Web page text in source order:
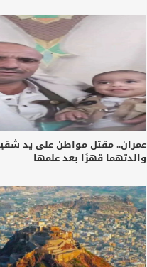
عمران.. مقتل مواطن على يد
والدتهما قهرًا بعد علمها